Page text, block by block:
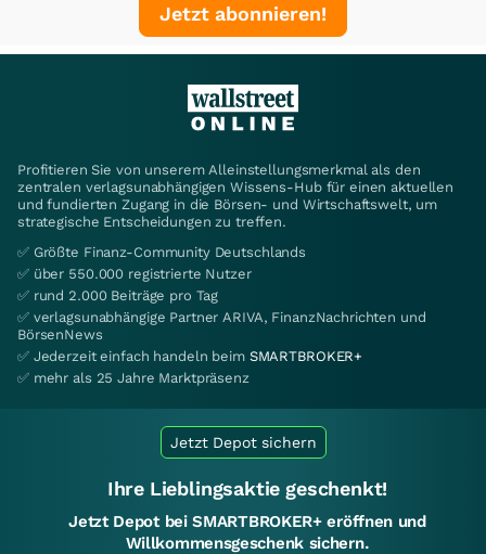
Jetzt abonnieren!
Profitieren Sie von unserem Alleinstellungsmerkmal als den
zentralen verlagsunabhängigen Wissens-Hub für einen aktuellen
und fundierten Zugang in die Börsen- und Wirtschaftswelt, um
strategische Entscheidungen zu treffen.
✅ Größte Finanz-Community Deutschlands
✅ über 550.000 registrierte Nutzer
✅ rund 2.000 Beiträge pro Tag
✅ verlagsunabhängige Partner ARIVA, FinanzNachrichten und
BörsenNews
✅ Jederzeit einfach handeln beim SMARTBROKER+
✅ mehr als 25 Jahre Marktpräsenz
Jetzt Depot sichern
Ihre Lieblingsaktie geschenkt!
Jetzt Depot bei SMARTBROKER+ eröffnen und
Willkommensgeschenk sichern.